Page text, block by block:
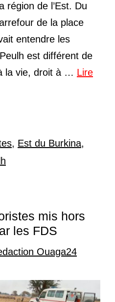
région de l’Est. Du
de la place
entendre les
est différent de
la vie, droit à … Lire
, Est du Burkina,
mis hors
les FDS
Ouaga24